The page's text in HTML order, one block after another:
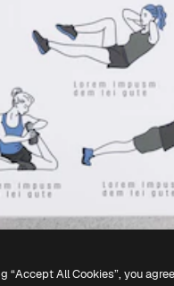
“Accept All Cookies”, you